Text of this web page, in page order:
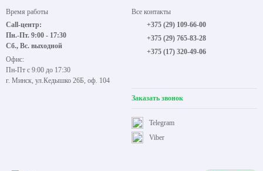
Время работы
Call-центр:
Пн.-Пт. 9:00 - 17:30
Сб., Вс. выходной
Офис:
Пн-Пт с 9:00 до 17:30
г. Минск, ул.Кедышко 26Б, оф. 104
Все контакты
+375 (29) 109-66-00
+375 (29) 765-83-28
+375 (17) 320-49-06
Заказать звонок
Viber
Telegram